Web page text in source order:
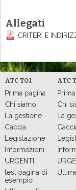
Allegati
CRITERI E
ATC TO1
Prima pagina
Chi siamo
La gestione
Caccia
Legislazione
Informazioni
URGENTI
test pagina di
esempio
ATC
Chi
La